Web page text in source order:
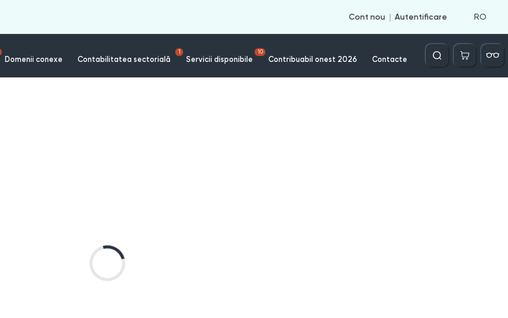
Cont nou Autentificare RO
Domenii conexe Contabilitatea sectorială
1
Servicii disponibile
10
Contribuabil onest 2026 Contacte
Căutare